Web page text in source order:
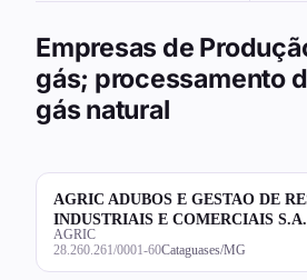
Empresas de
gás; processamento
gás natural
AGRIC ADUBOS E GESTAO DE
INDUSTRIAIS E COMERCIAIS S.A.
AGRIC
28.260.261/0001-60Cataguases/MG